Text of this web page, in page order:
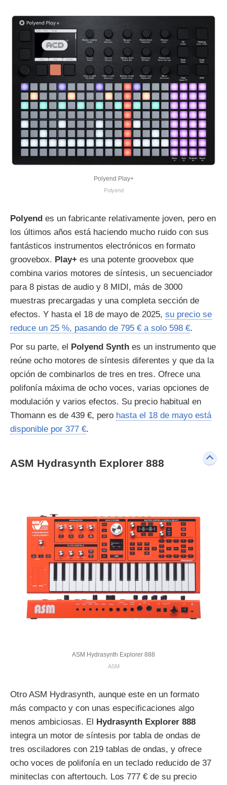
Polyend Play+
Polyend
Polyend es un fabricante relativamente joven, pero en
los últimos años está haciendo mucho ruido con sus
fantásticos instrumentos electrónicos en formato
groovebox. Play+ es una potente groovebox que
combina varios motores de síntesis, un secuenciador
para 8 pistas de audio y 8 MIDI, más de 3000
muestras precargadas y una completa sección de
efectos. Y hasta el 18 de mayo de 2025, su precio se
reduce un 25 %, pasando de 795 € a solo 598 €.
Por su parte, el Polyend Synth es un instrumento que
reúne ocho motores de síntesis diferentes y que da la
opción de combinarlos de tres en tres. Ofrece una
polifonía máxima de ocho voces, varias opciones de
modulación y varios efectos. Su precio habitual en
Thomann es de 439 €, pero hasta el 18 de mayo está
disponible por 377 €.
ASM Hydrasynth Explorer 888
ASM Hydrasynth Explorer 888
ASM
Otro ASM Hydrasynth, aunque este en un formato
más compacto y con unas especificaciones algo
menos ambiciosas. El Hydrasynth Explorer 888
integra un motor de síntesis por tabla de ondas de
tres osciladores con 219 tablas de ondas, y ofrece
ocho voces de polifonía en un teclado reducido de 37
miniteclas con aftertouch. Los 777 € de su precio